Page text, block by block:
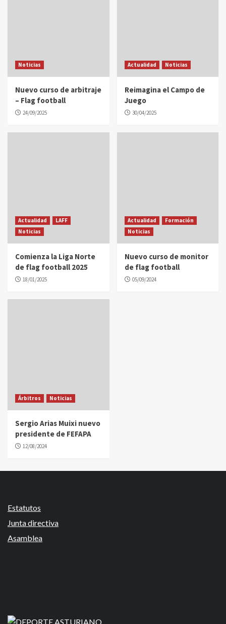
Noticias
Nuevo curso de arbitraje
– Flag football
24/09/2025
Actualidad Noticias
Reimagina el Campo de
Juego
30/04/2025
Actualidad
LAFF
Noticias
Comienza la Liga Norte
de flag football 2025
18/01/2025
Actualidad
Formación
Noticias
Nuevo curso de monitor
de flag football
05/09/2024
Árbitros Noticias
Sergio Arias Muixi nuevo
presidente de FEFAPA
12/08/2024
Estatutos
Junta directiva
Asamblea